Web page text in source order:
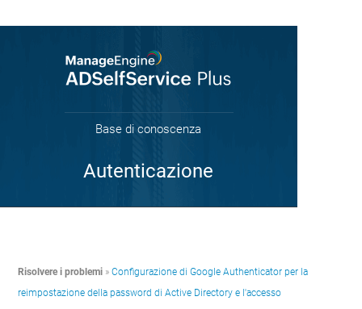
Base di conoscenza
Autenticazione
Risolvere i problemi »Configurazione di Google Authenticator per la
reimpostazione della password di Active Directory e l'accesso